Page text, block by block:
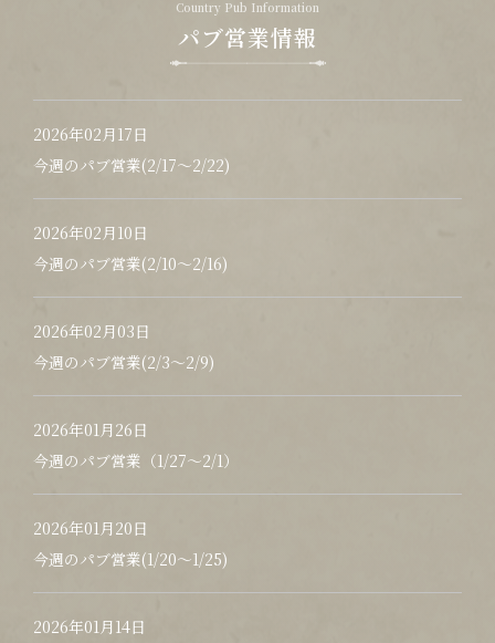
パブ営業情報
2026年02月17日
今週のパブ営業(2/17〜2/22)
2026年02月10日
今週のパブ営業(2/10〜2/16)
2026年02月03日
今週のパブ営業(2/3〜2/9)
2026年01月26日
今週のパブ営業（1/27〜2/1）
2026年01月20日
今週のパブ営業(1/20〜1/25)
2026年01月14日